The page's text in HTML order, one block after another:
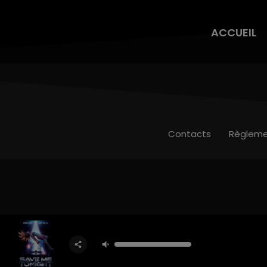
ACCUEIL
Contacts